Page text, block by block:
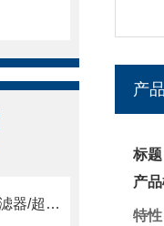
无隔板超过滤器/ULPA等级过滤器/超空气过滤器
产
标
产
特性